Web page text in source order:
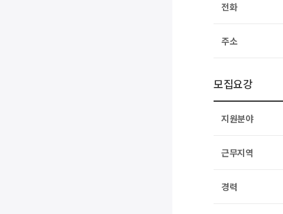
전화
주소
모집요강
지원분야
근무지역
경력